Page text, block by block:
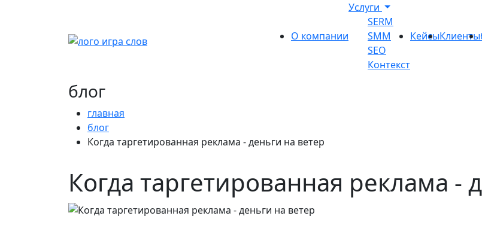
О компании
Услуги
SERM
SMM
SEO
Контекст
КейсыКлиенты
блог
главная
блог
Когда таргетированная реклама - деньги на ветер
Когда таргетированная реклама -